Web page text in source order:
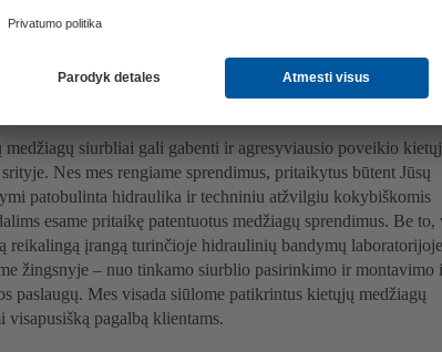
transportavimui ir kasybai naudojamus siurblius.
padidinti produktyvumą ir tuo pat metu sumažinti
trukmę, sumažintumėte nenumatytų gedimų
pramoninio proceso (TOC) sąnaudas.
pritaikys techniką, bet ir teiks visapusišką pagalbą
siurbliai gali gabenti ir agresyviausio poveikio
Nes mes rengiame sprendimus, pritaikytus būtent Jūsų
patobulinta hidraulika ir techniniu atžvilgiu kokybiškomis
esame pritaikę patentuotus medžiagų sprendimus. Be to,
reikalingą įrangą turinčioje hidraulinių bandymų
žingsnyje – nuo tinkamo siurblio pasirinkimo ir montavimo
paslaugų. Mes visada siūlome patikrintus kietųjų medžiagų
pagalbą klientams.